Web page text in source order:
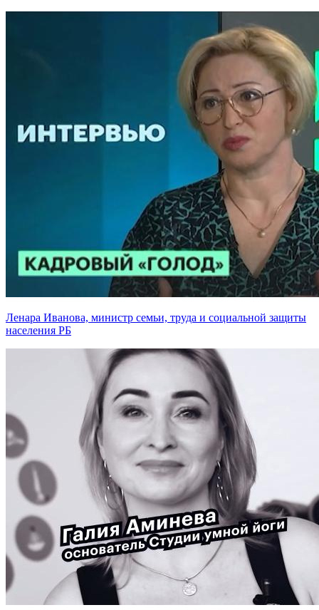
Ленара Иванова, министр семьи, труда и социальной защиты
населения РБ